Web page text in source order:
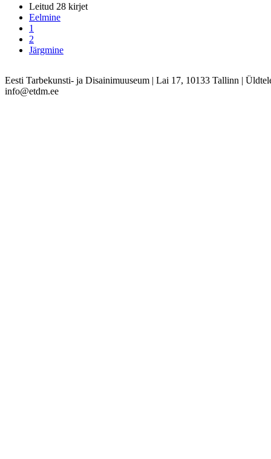
Leitud 28 kirjet
Eelmine
1
2
Järgmine
Eesti Tarbekunsti- ja Disainimuuseum | Lai 17, 10133 Tallinn |
info@etdm.ee